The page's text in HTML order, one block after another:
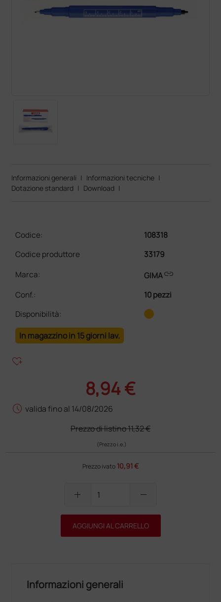
Informazioni generali | Informazioni tecniche |
Dotazione standard | Download |
Codice:
108318
Codice produttore
33179
Marca:
GIMAlink
Conf.:
10 pezzi
Disponibilità:
In magazzino in 15 giorni lav.
heart_plus
8,94 €
schedule valida fino al 14/08/2026
Prezzo di listino11,32 €
(Prezzo i.e.)
Prezzo ivato 10,91 €
add remove
AGGIUNGI AL CARRELLO
Informazioni generali